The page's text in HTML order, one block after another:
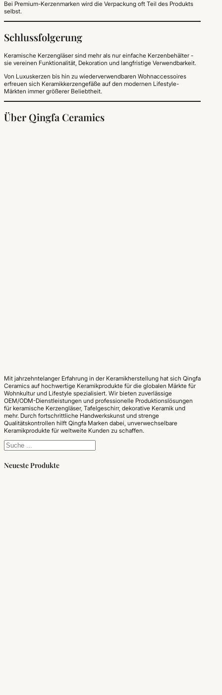
Bei Premium-Kerzenmarken wird die Verpackung oft Teil des Produkts
selbst.
Schlussfolgerung
Keramische Kerzengläser sind mehr als nur einfache Kerzenbehälter -
sie vereinen Funktionalität, Dekoration und langfristige Verwendbarkeit.
Von Luxuskerzen bis hin zu wiederverwendbaren Wohnaccessoires
erfreuen sich Keramikkerzengefäße auf den modernen Lifestyle-
Märkten immer größerer Beliebtheit.
Über Qingfa Ceramics
Mit jahrzehntelanger Erfahrung in der Keramikherstellung hat sich Qingfa
Ceramics auf hochwertige Keramikprodukte für die globalen Märkte für
Wohnkultur und Lifestyle spezialisiert. Wir bieten zuverlässige
OEM/ODM-Dienstleistungen und professionelle Produktionslösungen
für keramische Kerzengläser, Tafelgeschirr, dekorative Keramik und
mehr. Durch fortschrittliche Handwerkskunst und strenge
Qualitätskontrollen hilft Qingfa Marken dabei, unverwechselbare
Keramikprodukte für weltweite Kunden zu schaffen.
Suchen
Neueste Produkte